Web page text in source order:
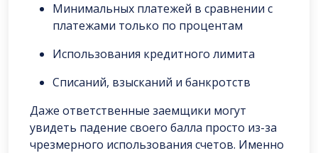
Минимальных платежей в сравнении с
платежами только по процентам
Использования кредитного лимита
Списаний, взысканий и банкротств
Даже ответственные заемщики могут
увидеть падение своего балла просто из-за
чрезмерного использования счетов. Именно